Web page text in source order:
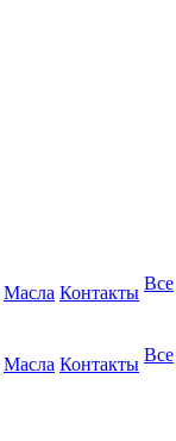
Масла Контакты Все
Масла Контакты Все